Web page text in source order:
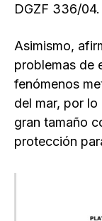
DGZF 336/04.
Asimismo,
problemas de
fenómenos
del mar, por
gran tamaño
protección